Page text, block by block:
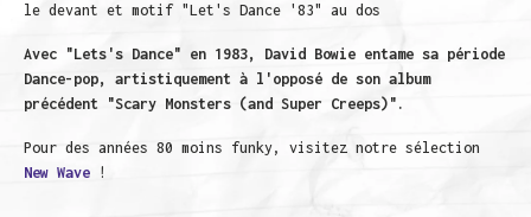
le devant et motif "Let's Dance '83" au dos
Avec "Lets's Dance" en 1983, David Bowie entame sa période
Dance-pop, artistiquement à l'opposé de son album
précédent "Scary Monsters (and Super Creeps)".
Pour des années 80 moins funky, visitez notre sélection
New Wave !